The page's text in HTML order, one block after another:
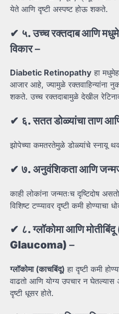
येते आणि दृष्टी अस्पष्ट होऊ शकते.
✔ ५.उच्चरक्तदाबआणि
विकार–
Diabetic Retinopathy हा
आजार आहे, ज्यामुळे रक्तवाहिन्यांना
शकते. उच्च रक्तदाबामुळे देखील
✔ ६.सततडोळ्यांचाताण
झोपेच्या कमतरतेमुळे डोळ्यांचे स्नायू
✔ ७. अनुवंशिकताआणि
काही लोकांना जन्मतःच दृष्टिदोष
विशिष्ट टप्प्यावर दृष्टी कमी होण्याचा
✔ ८.ग्लॉकोमाआणि
Glaucoma) –
ग्लॉकोमा (काचबिंदू) हा दृष्टी कमी
वाढतो आणि योग्य उपचार न
दृष्टी धूसर होते.